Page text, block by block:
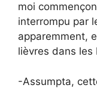
moi
interrompu par
apparemment,
lièvres dans les
-Assumpta,